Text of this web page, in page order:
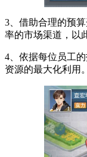
3、借助合理的预
率的市场渠道，以
4、依据每位员工
资源的最大化利用。